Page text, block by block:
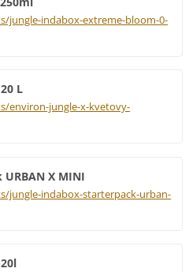
jungle-indabox-extreme-bloom-0-
L
environ-jungle-x-kvetovy-
X MINI
jungle-indabox-starterpack-urban-